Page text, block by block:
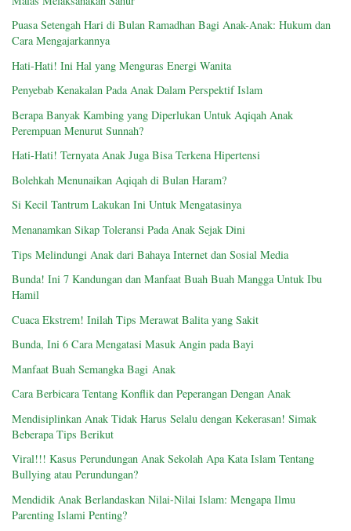
Puasa Setengah Hari di Bulan Ramadhan Bagi Anak-Anak: Hukum dan
Cara Mengajarkannya
Hati-Hati! Ini Hal yang Menguras Energi Wanita
Penyebab Kenakalan Pada Anak Dalam Perspektif Islam
Berapa Banyak Kambing yang Diperlukan Untuk Aqiqah Anak
Perempuan Menurut Sunnah?
Hati-Hati! Ternyata Anak Juga Bisa Terkena Hipertensi
Bolehkah Menunaikan Aqiqah di Bulan Haram?
Si Kecil Tantrum Lakukan Ini Untuk Mengatasinya
Menanamkan Sikap Toleransi Pada Anak Sejak Dini
Tips Melindungi Anak dari Bahaya Internet dan Sosial Media
Bunda! Ini 7 Kandungan dan Manfaat Buah Buah Mangga Untuk Ibu
Hamil
Cuaca Ekstrem! Inilah Tips Merawat Balita yang Sakit
Bunda, Ini 6 Cara Mengatasi Masuk Angin pada Bayi
Manfaat Buah Semangka Bagi Anak
Cara Berbicara Tentang Konflik dan Peperangan Dengan Anak
Mendisiplinkan Anak Tidak Harus Selalu dengan Kekerasan! Simak
Beberapa Tips Berikut
Viral!!! Kasus Perundungan Anak Sekolah Apa Kata Islam Tentang
Bullying atau Perundungan?
Mendidik Anak Berlandaskan Nilai-Nilai Islam: Mengapa Ilmu
Parenting Islami Penting?